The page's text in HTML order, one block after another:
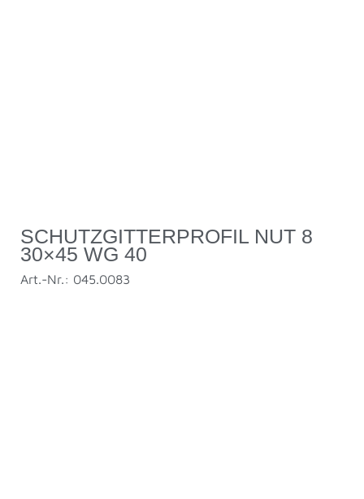
SCHUTZGITTERPROFIL NUT 8
30×45 WG 40
Art.-Nr.: 045.0083